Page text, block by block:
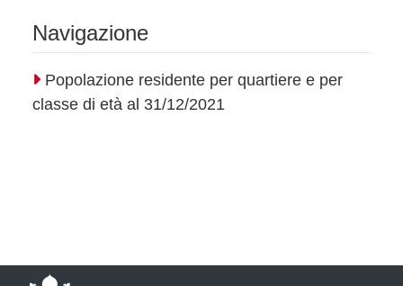
Navigazione
Popolazione residente per quartiere e per
classe di età al 31/12/2021